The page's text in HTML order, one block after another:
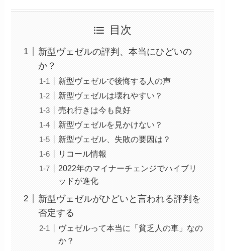
目次
新型ヴェゼルの評判、本当にひどいの
か？
新型ヴェゼルで後悔する人の声
新型ヴェゼルは壊れやすい？
売れ行きは今も良好
新型ヴェゼルを見かけない？
新型ヴェゼル、失敗の要因は？
リコール情報
2022年のマイナーチェンジでハイブリ
ッドが進化
新型ヴェゼルがひどいと言われる評判を
否定する
ヴェゼルって本当に「貧乏人の車」なの
か？